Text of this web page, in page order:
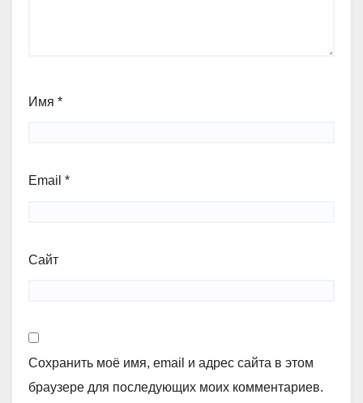
Имя *
Email *
Сайт
Сохранить моё имя, email и адрес сайта в этом
браузере для последующих моих комментариев.